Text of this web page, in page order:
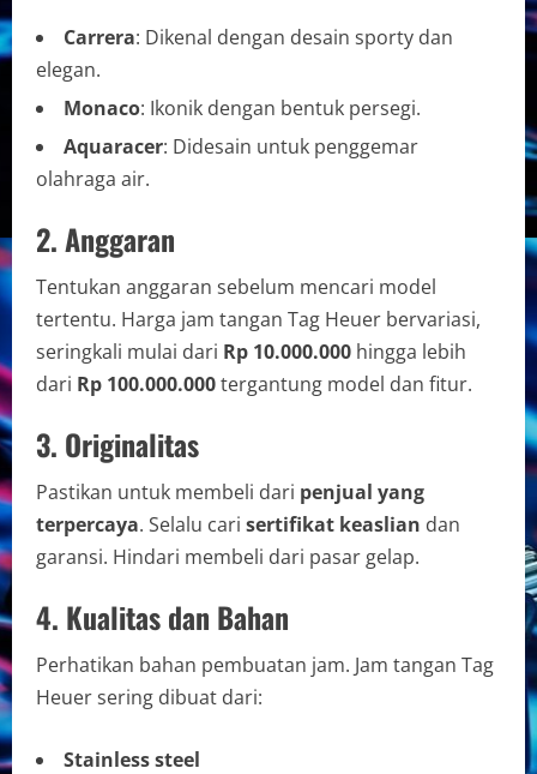
Carrera: Dikenal dengan desain sporty dan
elegan.
Monaco: Ikonik dengan bentuk persegi.
Aquaracer: Didesain untuk penggemar
olahraga air.
2. Anggaran
Tentukan anggaran sebelum mencari model
tertentu. Harga jam tangan Tag Heuer bervariasi,
seringkali mulai dari Rp 10.000.000 hingga lebih
dari Rp 100.000.000tergantung model dan fitur.
3. Originalitas
Pastikan untuk membeli dari penjual yang
terpercaya. Selalu cari sertifikat keaslian dan
garansi. Hindari membeli dari pasar gelap.
4. Kualitas dan Bahan
Perhatikan bahan pembuatan jam. Jam tangan Tag
Heuer sering dibuat dari:
Stainless steel